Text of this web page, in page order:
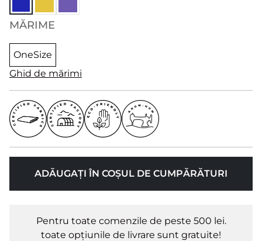
MĂRIME
OneSize
Ghid de mărimi
ADĂUGAȚI ÎN COȘUL DE CUMPĂRĂTURI
Pentru toate comenzile de peste 500 lei.
toate opțiunile de livrare sunt gratuite!